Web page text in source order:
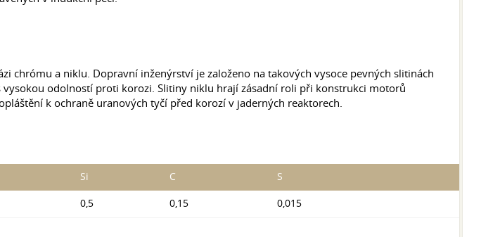
chrómu a niklu. Dopravní inženýrství je založeno na takových vysoce pevných slitinách
odolností proti korozi. Slitiny niklu hrají zásadní roli při konstrukci motorů
k ochraně uranových tyčí před korozí v jaderných reaktorech.
Si C S
0,5 0,15 0,015